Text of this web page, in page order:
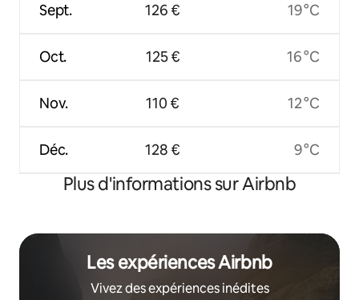
Sept.
Oct.
Nov.
Déc.
126 €
125 €
110 €
128 €
19 °C
16 °C
12 °C
9 °C
Plus d'informations sur Airbnb
Les expériences Airbnb
Vivez des expériences inédites